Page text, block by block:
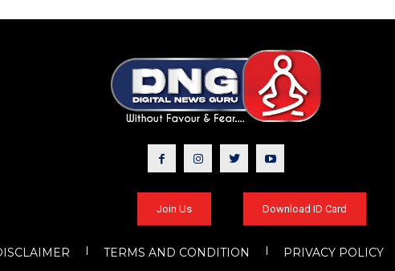
Join Us Download ID Card
TERMS AND CONDITION PRIVACY POLICY